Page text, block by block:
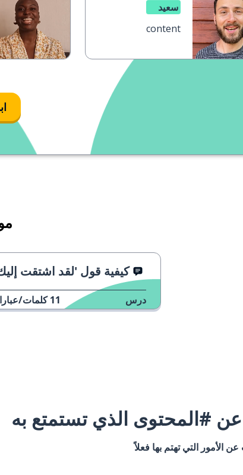
سعيد
content
كيفية قول 'لقد اشتقت
درس 11 كلمات/
#المحتوى الذي تستمتع به
الأمور التي تهتم بها فعلاً